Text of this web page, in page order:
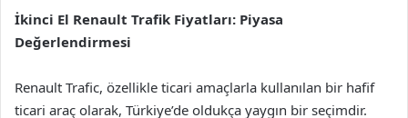
İkinci El Renault Trafik Fiyatları: Piyasa
Değerlendirmesi
Renault Trafic, özellikle ticari amaçlarla kullanılan bir hafif
ticari araç olarak, Türkiye’de oldukça yaygın bir seçimdir.